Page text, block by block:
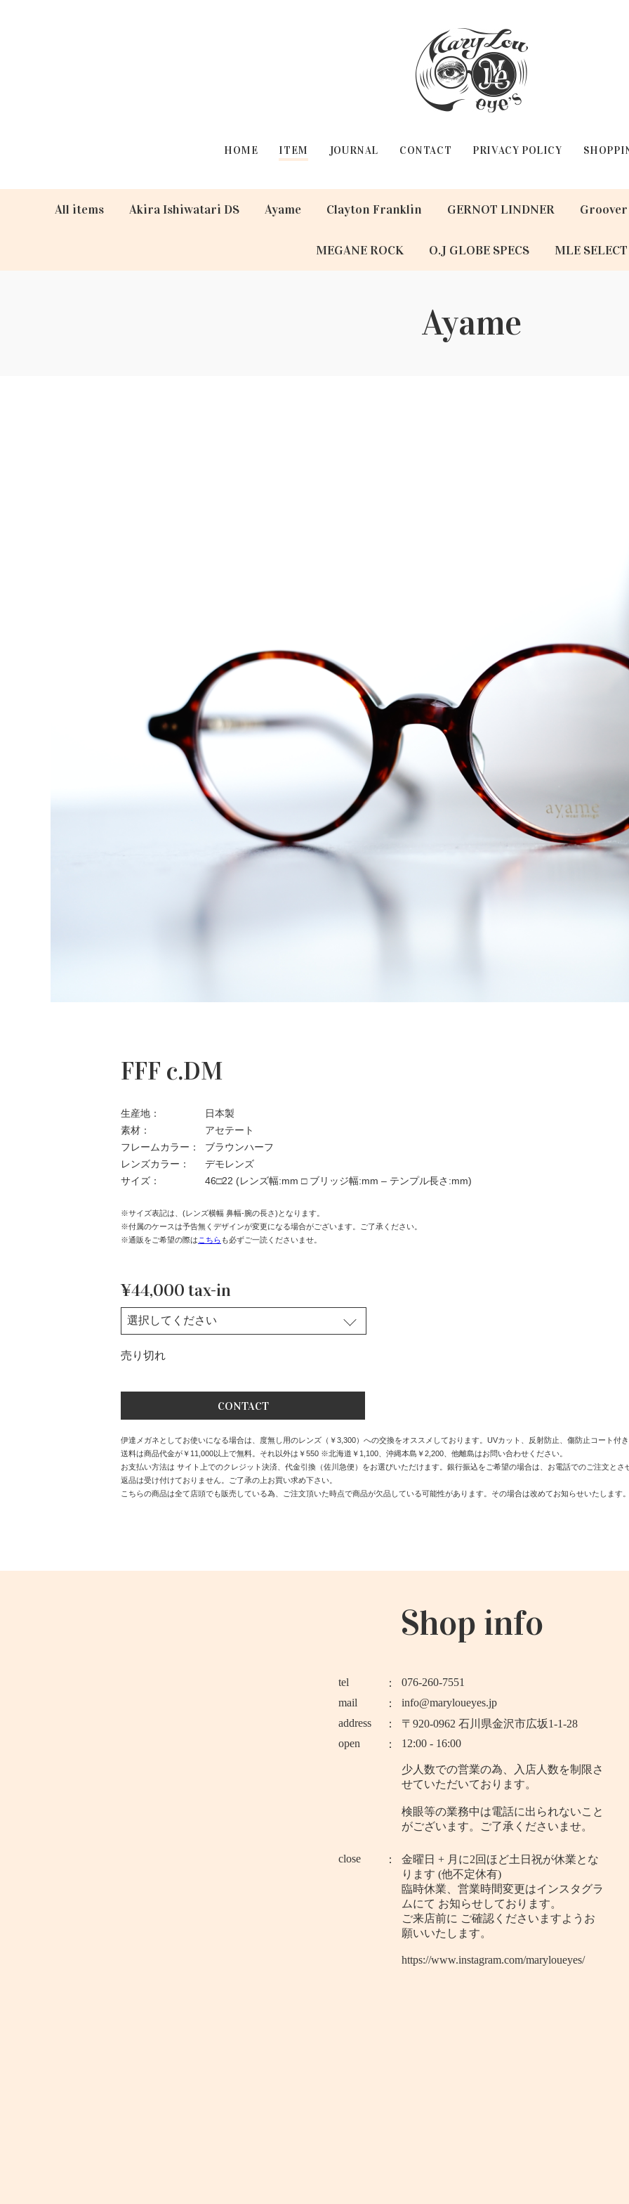
HOME ITEM JOURNAL CONTACT PRIVACY POLICY
All items Akira Ishiwatari DS Ayame Clayton Franklin GERNOT LINDNER Groover
MEGANE ROCK O.J GLOBE SPECS MLE SELECT
Ayame
FFF c.DM
生産地：
日本製
素材：
アセテート
フレームカラー：
ブラウンハーフ
レンズカラー：
デモレンズ
サイズ：
46□22 (レンズ幅:mm □ ブリッジ幅:mm – テンプル長さ:mm)
※サイズ表記は、(レンズ横幅 鼻幅-腕の長さ)となります。
※付属のケースは予告無くデザインが変更になる場合がございます。ご了承ください。
※通販をご希望の際は こちら も必ずご一読くださいませ。
¥44,000 tax-in
売り切れ
CONTACT
伊達メガネとしてお使いになる場合は、度無し用のレンズ（￥3,300）への交換をオススメしております。UVカット、反射防止、傷防止コート付き
送料は商品代金が￥11,000以上で無料。それ以外は￥550 ※北海道￥1,100、沖縄本島￥2,200、他離島はお問い合わせください。
お支払い方法は サイト上でのクレジット決済、代金引換（佐川急便）をお選びいただけます。銀行振込をご希望の場合は、お電話でのご注文とさ
返品は受け付けておりません。ご了承の上お買い求め下さい。
こちらの商品は全て店頭でも販売している為、ご注文頂いた時点で商品が欠品している可能性があります。その場合は改めてお知らせいたします。
Shop info
tel
076-260-7551
mail
info@maryloueyes.jp
address
〒920-0962 石川県金沢市広坂1-1-28
open
12:00 - 16:00
少人数での営業の為、入店人数を制限さ
せていただいております。
検眼等の業務中は電話に出られないこと
がございます。ご了承くださいませ。
close
金曜日 + 月に2回ほど土日祝が休業とな
ります (他不定休有)
臨時休業、営業時間変更はインスタグラ
ムにて お知らせしております。
ご来店前に ご確認くださいますようお
願いいたします。
https://www.instagram.com/maryloueyes/